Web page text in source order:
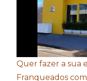
Quer fazer a sua
Franqueados